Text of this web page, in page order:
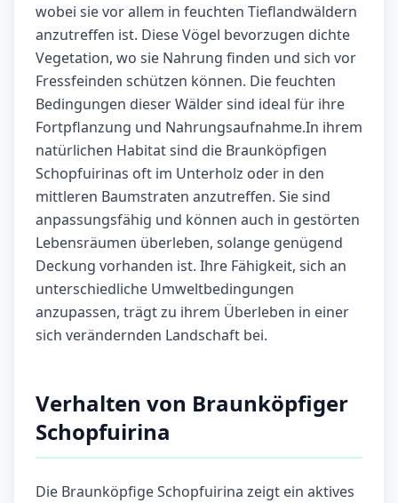
wobei sie vor allem in feuchten Tieflandwäldern
anzutreffen ist. Diese Vögel bevorzugen dichte
Vegetation, wo sie Nahrung finden und sich vor
Fressfeinden schützen können. Die feuchten
Bedingungen dieser Wälder sind ideal für ihre
Fortpflanzung und Nahrungsaufnahme.In ihrem
natürlichen Habitat sind die Braunköpfigen
Schopfuirinas oft im Unterholz oder in den
mittleren Baumstraten anzutreffen. Sie sind
anpassungsfähig und können auch in gestörten
Lebensräumen überleben, solange genügend
Deckung vorhanden ist. Ihre Fähigkeit, sich an
unterschiedliche Umweltbedingungen
anzupassen, trägt zu ihrem Überleben in einer
sich verändernden Landschaft bei.
Verhalten von Braunköpfiger
Schopfuirina
Die Braunköpfige Schopfuirina zeigt ein aktives